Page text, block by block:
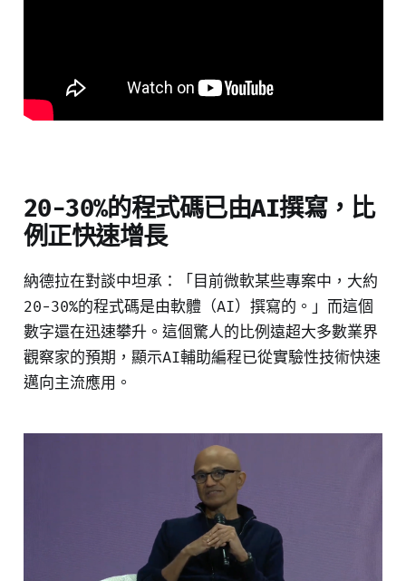
20-30%的程式碼已由AI撰寫，比
例正快速增長
納德拉在對談中坦承：「目前微軟某些專案中，大約
20-30%的程式碼是由軟體（AI）撰寫的。」而這個
數字還在迅速攀升。這個驚人的比例遠超大多數業界
觀察家的預期，顯示AI輔助編程已從實驗性技術快速
邁向主流應用。